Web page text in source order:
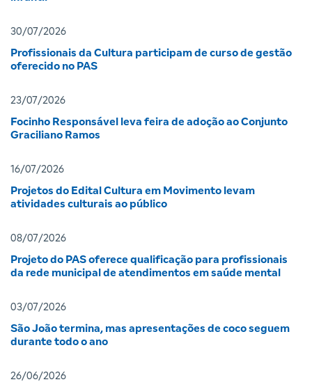
30/07/2026
Profissionais da Cultura participam de curso de gestão
oferecido no PAS
23/07/2026
Focinho Responsável leva feira de adoção ao Conjunto
Graciliano Ramos
16/07/2026
Projetos do Edital Cultura em Movimento levam
atividades culturais ao público
08/07/2026
Projeto do PAS oferece qualificação para profissionais
da rede municipal de atendimentos em saúde mental
03/07/2026
São João termina, mas apresentações de coco seguem
durante todo o ano
26/06/2026